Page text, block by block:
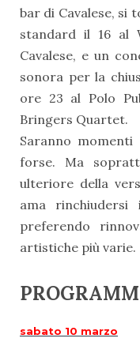
bar di Cavalese, si
standard il 16 al
Cavalese, e un
sonora per la
ore 23 al Polo
Bringers Quartet.
Saranno
forse. Ma
ulteriore della
ama
preferendo
artistiche più varie.
sabato 10 marzo